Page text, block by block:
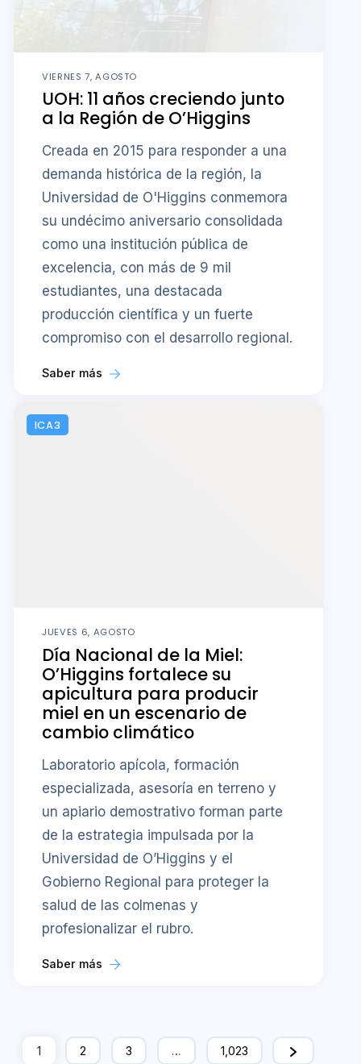
VIERNES 7, AGOSTO
UOH: 11 años creciendo junto
a la Región de O’Higgins
Creada en 2015 para responder a una
demanda histórica de la región, la
Universidad de O'Higgins conmemora
su undécimo aniversario consolidada
como una institución pública de
excelencia, con más de 9 mil
estudiantes, una destacada
producción científica y un fuerte
compromiso con el desarrollo regional.
Saber más
ICA3
JUEVES 6, AGOSTO
Día Nacional de la Miel:
O’Higgins fortalece su
apicultura para producir
miel en un escenario de
cambio climático
Laboratorio apícola, formación
especializada, asesoría en terreno y
un apiario demostrativo forman parte
de la estrategia impulsada por la
Universidad de O’Higgins y el
Gobierno Regional para proteger la
salud de las colmenas y
profesionalizar el rubro.
Saber más
1 2 3 … 1,023